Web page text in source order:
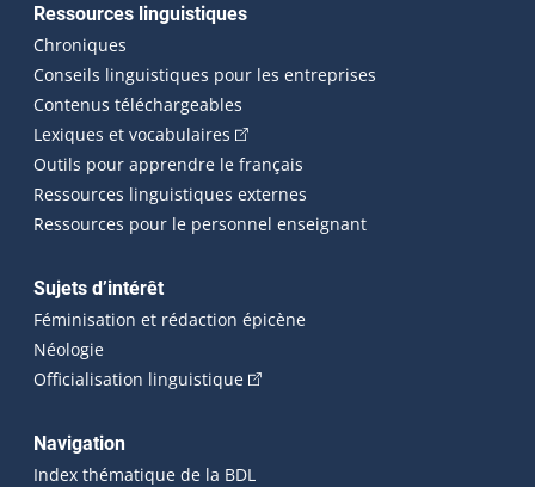
Ressources linguistiques
Chroniques
Conseils linguistiques pour les entreprises
Contenus téléchargeables
Lexiques et vocabulaires (Cet hyperlien externe s'ouvrira
Outils pour apprendre le français
Ressources linguistiques externes
Ressources pour le personnel enseignant
Sujets d’intérêt
Féminisation et rédaction épicène
Néologie
Officialisation linguistique(Cet hyperlien externe s'ouvrira
Navigation
Index thématique de la BDL